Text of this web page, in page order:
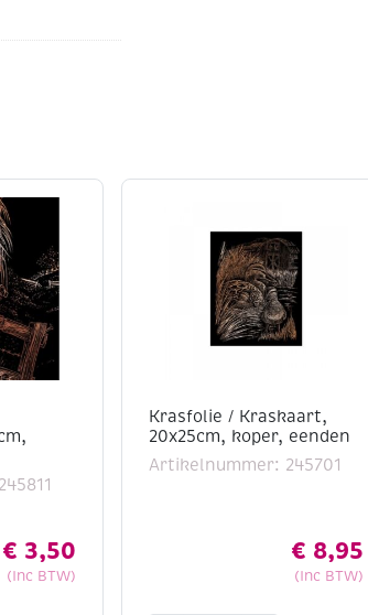
€ 3,50
(Inc BTW)
Krasfolie / Kraskaart,
20x25cm, koper, eenden
Artikelnummer: 245701
€ 8,95
(Inc BTW)